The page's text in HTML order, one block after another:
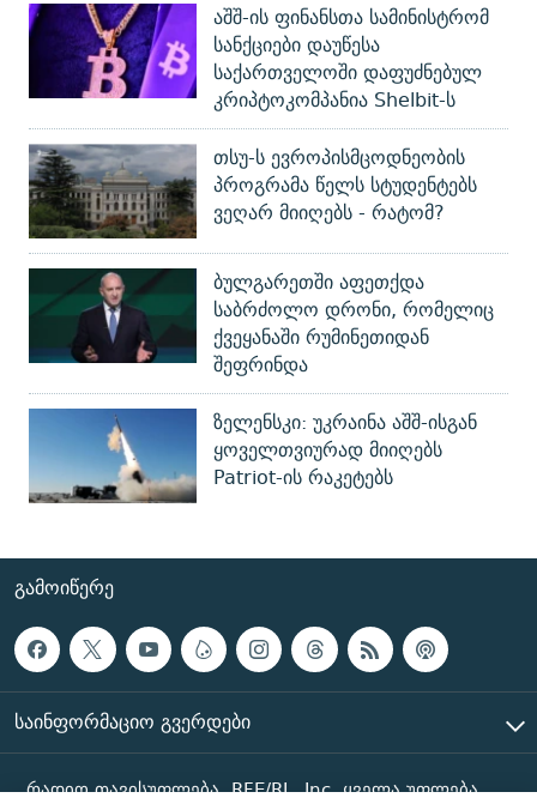
აშშ-ის ფინანსთა სამინისტრომ
სანქციები დაუწესა
საქართველოში დაფუძნებულ
კრიპტოკომპანია Shelbit-ს
თსუ-ს ევროპისმცოდნეობის
პროგრამა წელს სტუდენტებს
ვეღარ მიიღებს - რატომ?
ბულგარეთში აფეთქდა
საბრძოლო დრონი, რომელიც
ქვეყანაში რუმინეთიდან
შეფრინდა
ზელენსკი: უკრაინა აშშ-ისგან
ყოველთვიურად მიიღებს
Patriot-ის რაკეტებს
ᲒᲐᲛᲝᲘᲬᲔᲠᲔ
ᲡᲐᲘᲜᲤᲝᲠᲛᲐᲪᲘᲝ ᲒᲕᲔᲠᲓᲔᲑᲘ
რადიო თავისუფლება, RFE/RL, Inc. ყველა უფლება